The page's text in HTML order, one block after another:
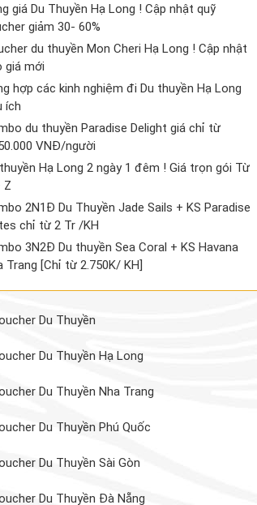
giá Du Thuyền Hạ Long ! Cập nhật quỹ
giảm 30- 60%
du thuyền Mon Cheri Hạ Long ! Cập nhật
giá mới
hợp các kinh nghiệm đi Du thuyền Hạ Long
ích
du thuyền Paradise Delight giá chỉ từ
VNĐ/người
Hạ Long 2 ngày 1 đêm ! Giá trọn gói Từ
Z
2N1Đ Du Thuyền Jade Sails + KS Paradise
chỉ từ 2 Tr /KH
3N2Đ Du thuyền Sea Coral + KS Havana
Trang [Chỉ từ 2.750K/ KH]
Du Thuyền
Du Thuyền Hạ Long
Du Thuyền Nha Trang
Du Thuyền Phú Quốc
Du Thuyền Sài Gòn
Du Thuyền Đà Nẵng